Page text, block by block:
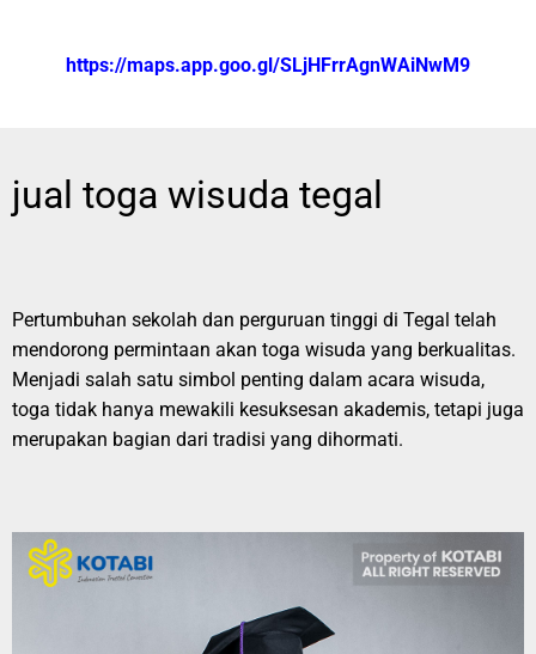
https://maps.app.goo.gl/SLjHFrrAgnWAiNwM9
jual toga wisuda tegal
Pertumbuhan sekolah dan perguruan tinggi di Tegal telah
mendorong permintaan akan toga wisuda yang berkualitas.
Menjadi salah satu simbol penting dalam acara wisuda,
toga tidak hanya mewakili kesuksesan akademis, tetapi juga
merupakan bagian dari tradisi yang dihormati.